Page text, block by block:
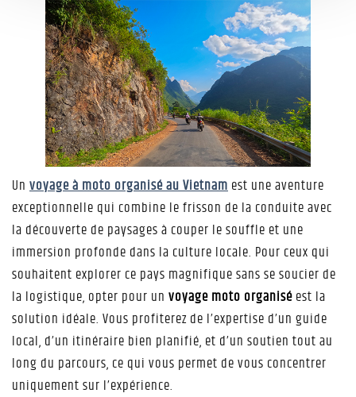
Un voyage à moto organisé au Vietnamest une aventure
exceptionnelle qui combine le frisson de la conduite avec
la découverte de paysages à couper le souffle et une
immersion profonde dans la culture locale. Pour ceux qui
souhaitent explorer ce pays magnifique sans se soucier de
la logistique, opter pour un voyage moto organiséest la
solution idéale. Vous profiterez de l’expertise d’un guide
local, d’un itinéraire bien planifié, et d’un soutien tout au
long du parcours, ce qui vous permet de vous concentrer
uniquement sur l’expérience.